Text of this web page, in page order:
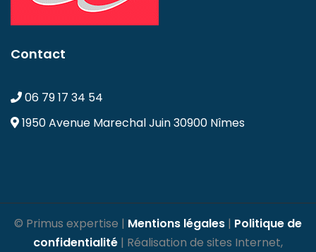
Contact
06 79 17 34 54
1950 Avenue Marechal Juin30900 Nîmes
© Primus expertise | Mentions légales | Politique de
confidentialité | Réalisation de sites Internet,